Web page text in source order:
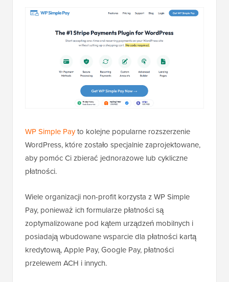
WP Simple Payto kolejne popularne rozszerzenie
WordPress, które zostało specjalnie zaprojektowane,
aby pomóc Ci zbierać jednorazowe lub cykliczne
płatności.
Wiele organizacji non-profit korzysta z WP Simple
Pay, ponieważ ich formularze płatności są
zoptymalizowane pod kątem urządzeń mobilnych i
posiadają wbudowane wsparcie dla płatności kartą
kredytową, Apple Pay, Google Pay, płatności
przelewem ACH i innych.